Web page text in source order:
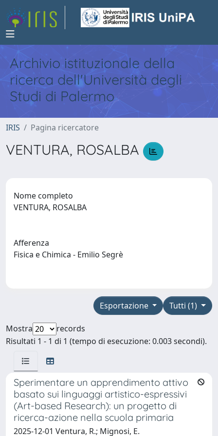
Archivio istituzionale della
ricerca dell'Università degli
Studi di Palermo
IRIS Pagina ricercatore
VENTURA, ROSALBA
Nome completo
VENTURA, ROSALBA
Afferenza
Fisica e Chimica - Emilio Segrè
Tutti (1)
Esportazione
Mostra
records
Risultati 1 - 1 di 1 (tempo di esecuzione: 0.003 secondi).
Sperimentare un apprendimento attivo
basato sui linguaggi artistico-espressivi
(Art-based Research): un progetto di
ricerca-azione nella scuola primaria
2025-12-01 Ventura, R.; Mignosi, E.